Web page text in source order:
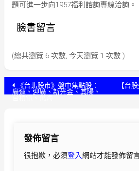
題可進一步向1957福利諮詢專線洽詢。
臉書留言
(總共瀏覽 6 次數, 今天瀏覽 1 次數 )
文 《台北股市》盤中焦點股：
廣運、迎廣、新光金、其陽、
【台
發佈留言
很抱歉，必須登入網站才能發佈留